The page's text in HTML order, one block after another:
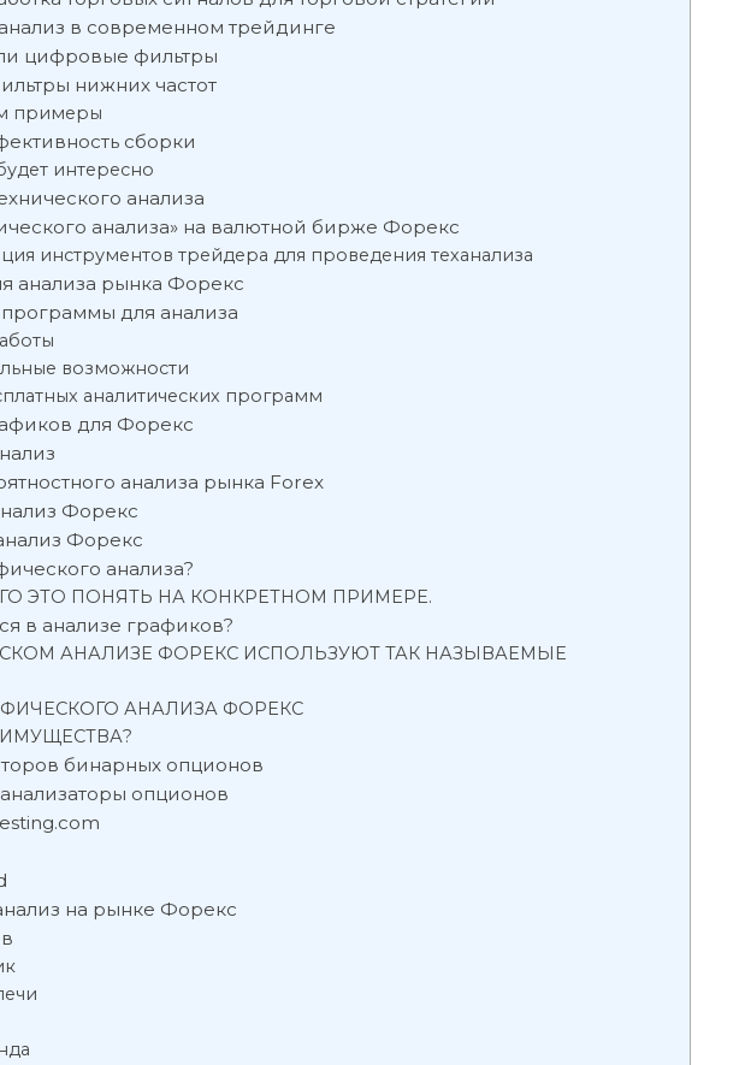
в современном трейдинге
цифровые фильтры
нижних частот
примеры
сборки
интересно
анализа
анализа» на валютной бирже Форекс
инструментов трейдера для проведения теханализа
анализа рынка Форекс
для анализа
возможности
аналитических программ
для Форекс
анализа рынка Forex
Форекс
Форекс
анализа?
ЭТО ПОНЯТЬ НА КОНКРЕТНОМ ПРИМЕРЕ.
в анализе графиков?
АНАЛИЗЕ ФОРЕКС ИСПОЛЬЗУЮТ ТАК НАЗЫВАЕМЫЕ
АНАЛИЗА ФОРЕКС
бинарных опционов
опционов
на рынке Форекс